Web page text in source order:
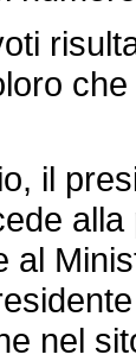
il
al
nel